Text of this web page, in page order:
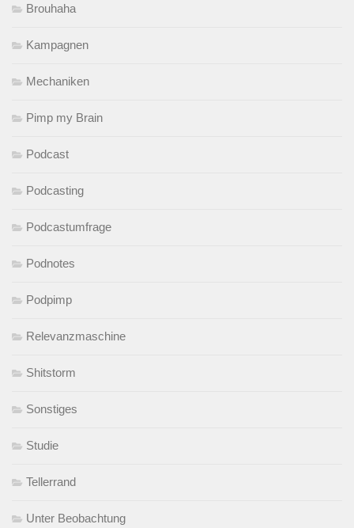
Brouhaha
Kampagnen
Mechaniken
Pimp my Brain
Podcast
Podcasting
Podcastumfrage
Podnotes
Podpimp
Relevanzmaschine
Shitstorm
Sonstiges
Studie
Tellerrand
Unter Beobachtung